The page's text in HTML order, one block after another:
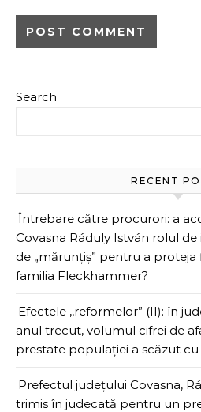
Search
RECENT
Întrebare către procurori: a
Covasna Ráduly István rolul
de „mărunțiș” pentru a
familia Fleckhammer?
Efectele ,,reformelor” (II): în
anul trecut, volumul cifrei de
prestate populației a scăzut cu
Prefectul județului Covasna,
trimis în judecată pentru un